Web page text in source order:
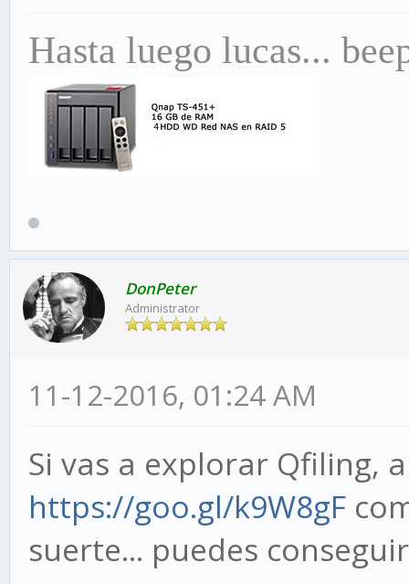
Hasta luego lucas...
DonPeter
Administrator
11-12-2016, 01:24 AM
Si vas a explorar Qfiling,
https://goo.gl/k9W8gF
suerte... puedes